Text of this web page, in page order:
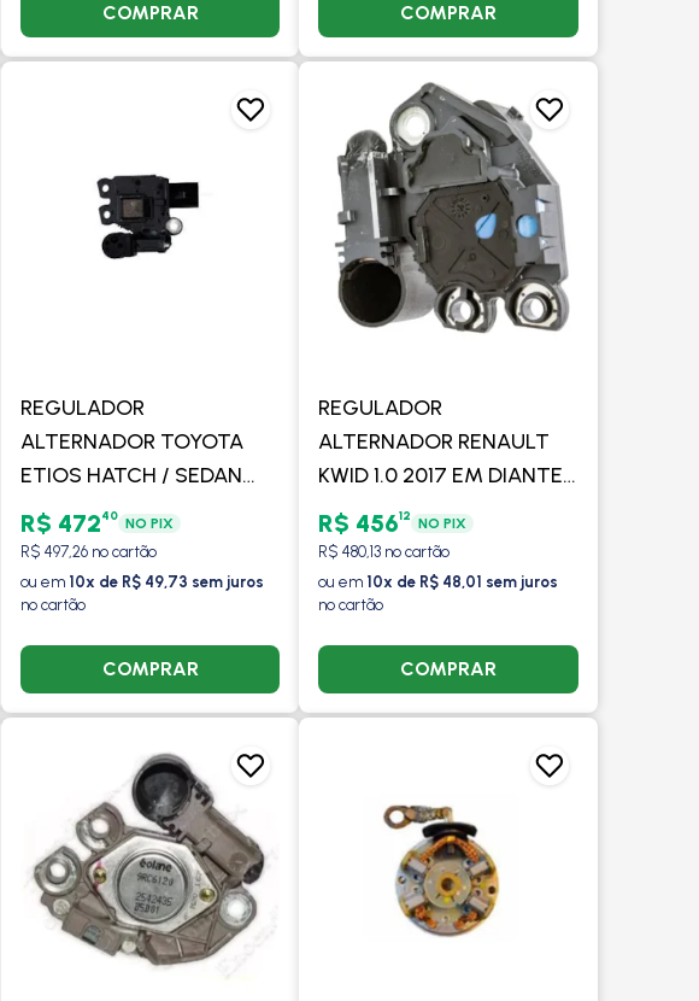
COMPRAR COMPRAR
REGULADOR
ALTERNADOR TOYOTA
ETIOS HATCH / SEDAN
1.3/1.5 2014 EM DIANTE
COM/SEM AR - VALEO
R$ 47240 NO PIX
R$ 497,26 no cartão
ou em 10x de R$ 49,73 sem juros
no cartão
COMPRAR
REGULADOR
ALTERNADOR RENAULT
KWID 1.0 2017 EM DIANTE
COM/SEM AR - VALEO
R$ 45612 NO PIX
R$ 480,13 no cartão
ou em 10x de R$ 48,01 sem juros
no cartão
COMPRAR